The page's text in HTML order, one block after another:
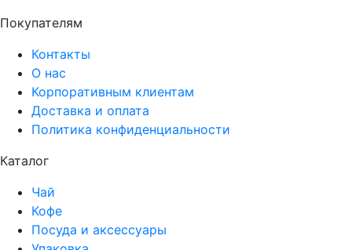
Покупателям
Контакты
О нас
Корпоративным клиентам
Доставка и оплата
Политика конфиденциальности
Каталог
Чай
Кофе
Посуда и аксессуары